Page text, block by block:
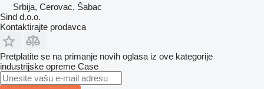
Srbija, Cerovac, Šabac
Sind d.o.o.
Kontaktirajte prodavca
Pretplatite se na primanje novih oglasa iz ove kategorije
industrijske opreme Case